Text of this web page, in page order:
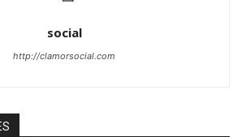
social
http://clamorsocial.com